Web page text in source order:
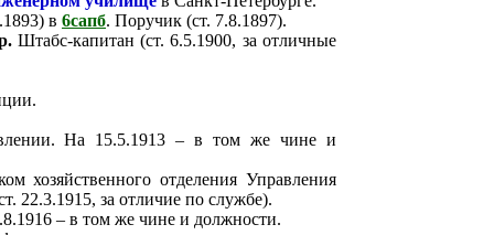
в 6сапб. Поручик (ст. 7.8.1897).
Штабс-капитан (ст. 6.5.1900, за отличные
На 15.5.1913 – в том же чине и
хозяйственного отделения Управления
22.3.1915, за отличие по службе).
– в том же чине и должности.